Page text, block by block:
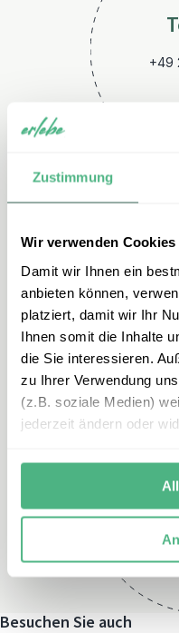
Zustimmung
Wir verwenden Cookies
Damit wir Ihnen ein
anbieten können,
platziert, damit wir Ihr
Ihnen somit die Inhalte
die Sie interessieren.
zu Ihrer Verwendung
(z.B. soziale Medien)
jederzeit ändern oder
+49
und
Besuchen Sie auch